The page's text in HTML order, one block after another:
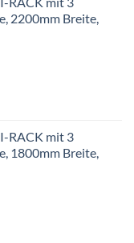
2200mm Breite,
RACK mit 3
1800mm Breite,